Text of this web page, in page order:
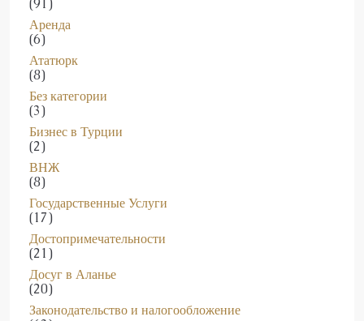
Аренда
(6)
Ататюрк
(8)
Без категории
(3)
Бизнес в Турции
(2)
ВНЖ
(8)
Государственные Услуги
(17)
Достопримечательности
(21)
Досуг в Аланье
(20)
Законодательство и налогообложение
(63)